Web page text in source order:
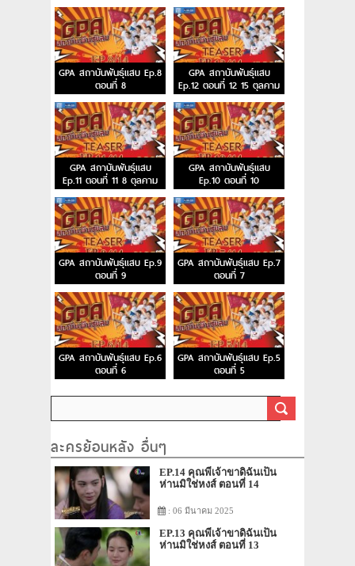
GPA สถาบันพันธุ์แสบ Ep.8
ตอนที่ 8
GPA สถาบันพันธุ์แสบ
Ep.12 ตอนที่ 12 15 ตุลคาม
2558
GPA สถาบันพันธุ์แสบ
Ep.11 ตอนที่ 11 8 ตุลคาม
2558
GPA สถาบันพันธุ์แสบ
Ep.10 ตอนที่ 10
GPA สถาบันพันธุ์แสบ Ep.9
ตอนที่ 9
GPA สถาบันพันธุ์แสบ Ep.7
ตอนที่ 7
GPA สถาบันพันธุ์แสบ Ep.6
ตอนที่ 6
GPA สถาบันพันธุ์แสบ Ep.5
ตอนที่ 5
ละครย้อนหลัง อื่นๆ
EP.14 คุณพี่เจ้าขาดิฉันเป็น
ห่านมิใช่หงส์ ตอนที่ 14
: 06 มีนาคม 2025
EP.13 คุณพี่เจ้าขาดิฉันเป็น
ห่านมิใช่หงส์ ตอนที่ 13